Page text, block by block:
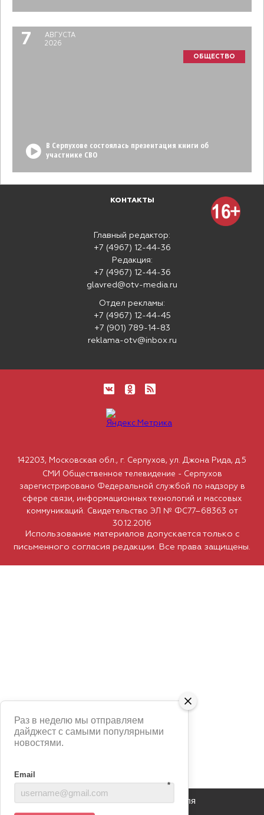
7
АВГУСТА
2026
ОБЩЕСТВО
В Серпухове состоялась презентация книги об
участнике СВО
КОНТАКТЫ
Главный редактор:
+7 (4967) 12-44-36
Редакция:
+7 (4967) 12-44-36
glavred@otv-media.ru
Отдел рекламы:
+7 (4967) 12-44-45
+7 (901) 789-14-83
reklama-otv@inbox.ru
Использование материалов допускается только с
письменного согласия редакции. Все права защищены.
142203, Московская обл., г. Серпухов, ул. Джона Рида, д.5
СМИ Общественное телевидение - Серпухов
зарегистрировано Федеральной службой по надзору в
сфере связи, информационных технологий и массовых
коммуникаций. Свидетельство ЭЛ № ФС77–68363 от
30.12.2016
Раз в неделю мы отправляем
дайджест с самыми популярными
новостями.
Email
*
Сайт использует сервис Яндекс Метрика для